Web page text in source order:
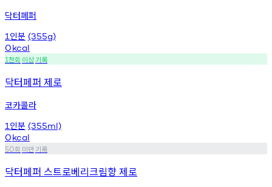
닥터페퍼
1 인분 (355g)
0kcal
1천회 이상기록
닥터페퍼 제로
코카콜라
1 인분 (355ml)
0kcal
50회 미만기록
닥터페퍼 스트로베리크림향 제로